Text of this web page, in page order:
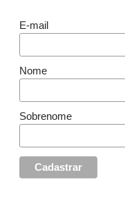
E-mail
Nome
Sobrenome